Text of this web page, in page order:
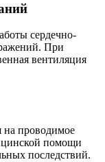
сердечно-
При
вентиляция
на проводимое
помощи
последствий.